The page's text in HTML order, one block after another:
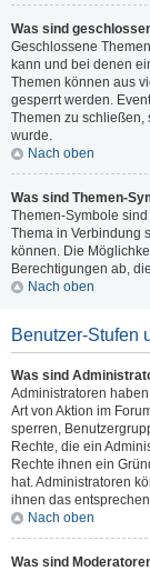
Was sind
Geschlossene
kann und bei denen
Themen können aus
gesperrt werden.
Themen zu schließen,
wurde.
Nach oben
Was sind Themen-
Themen-Symbole
Thema in Verbindung
können. Die
Berechtigungen ab,
Nach oben
Benutzer-Stufen
Was sind
Administratoren
Art von Aktion im
sperren,
Rechte, die ein
Rechte ihnen ein
hat. Administratoren
ihnen das
Nach oben
Was sind